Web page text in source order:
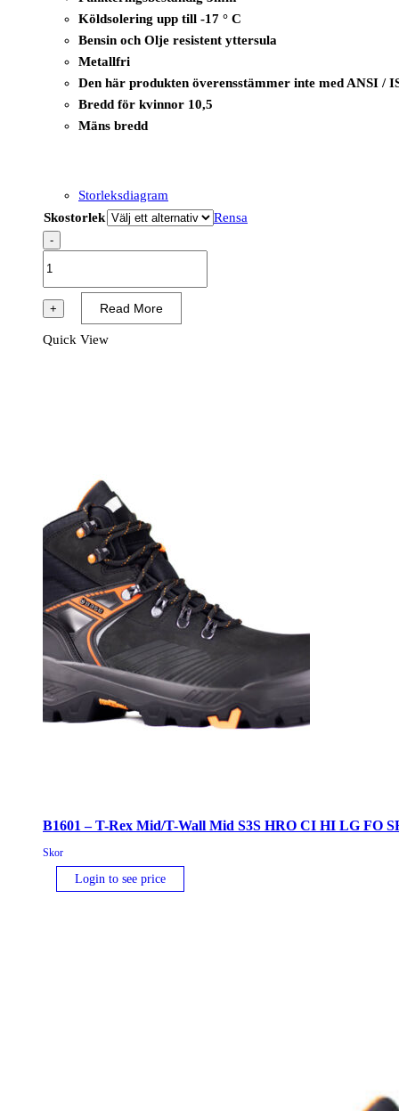
Köldsolering upp till -17 ° C
Bensin och Olje resistent yttersula
Metallfri
Den här produkten överensstämmer inte med ANSI /
Bredd för kvinnor 10,5
Mäns bredd
Storleksdiagram
Skostorlek
Rensa
-
i-
Omega
Top
Svart
mängd
+ Read More
Quick View
B1601 – T-Rex Mid/T-Wall Mid S3S HRO CI HI LG FO
Skor
Login to see price